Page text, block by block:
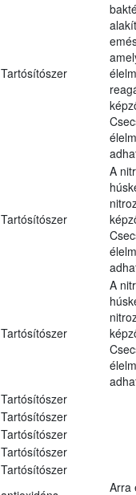
Tartósítószer
Tartósítószer
A
Tartósítószer
A
Tartósítószer
Tartósítószer
Tartósítószer
Tartósítószer
Tartósítószer
Arra